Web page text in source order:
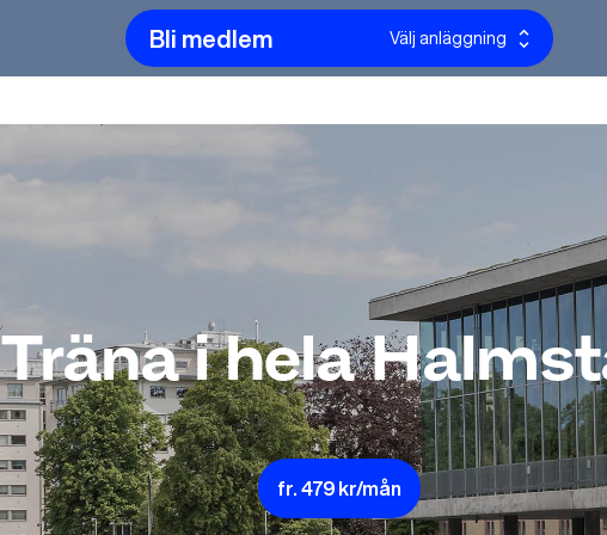
Bli medlem Välj anläggning
Träna i hela
fr. 479 kr/mån